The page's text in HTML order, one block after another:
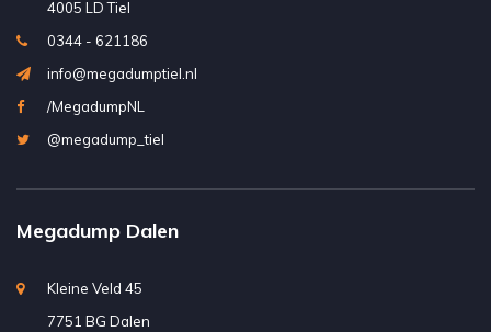
4005 LD Tiel
0344 - 621186
info@megadumptiel.nl
/MegadumpNL
@megadump_tiel
Megadump Dalen
Kleine Veld 45
7751 BG Dalen